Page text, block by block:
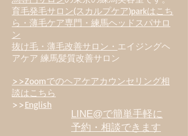
育毛発毛サロン(スカルプケア)parkはこち
ら・薄毛ケア専門・練馬ヘッドスパサロ
ン
抜け毛・薄毛改善サロン・ エイジングヘ
アケア 練馬髪質改善サロン
>>Zoomでのヘアケアカウンセリング相
談はこちら
>>English
LINE@で簡単手軽に
予約・相談できます